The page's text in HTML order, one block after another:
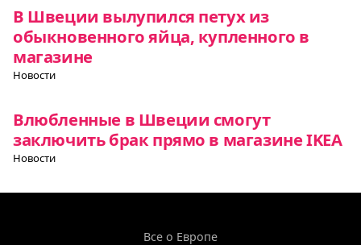
В Швеции вылупился петух из
обыкновенного яйца, купленного в
магазине
Новости
Влюбленные в Швеции смогут
заключить брак прямо в магазине IKEA
Новости
Все о Европе